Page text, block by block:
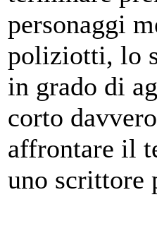
personaggi
poliziotti, lo
in grado di
corto
affrontare il
uno scrittore